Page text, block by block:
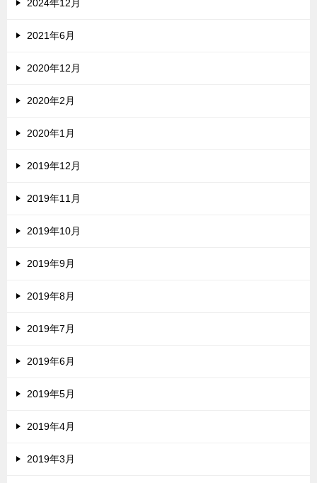
2024年12月
2021年6月
2020年12月
2020年2月
2020年1月
2019年12月
2019年11月
2019年10月
2019年9月
2019年8月
2019年7月
2019年6月
2019年5月
2019年4月
2019年3月